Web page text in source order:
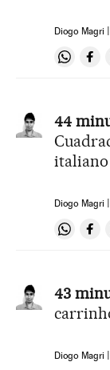
Diogo Magri
44
italiano
Diogo Magri
43
Diogo Magri